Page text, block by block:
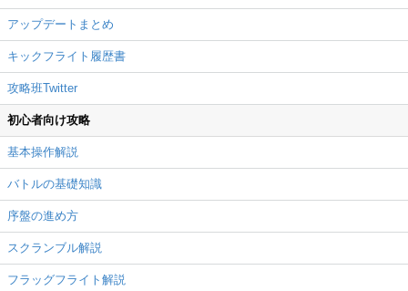
アップデートまとめ
キックフライト履歴書
攻略班Twitter
初心者向け攻略
基本操作解説
バトルの基礎知識
序盤の進め方
スクランブル解説
フラッグフライト解説